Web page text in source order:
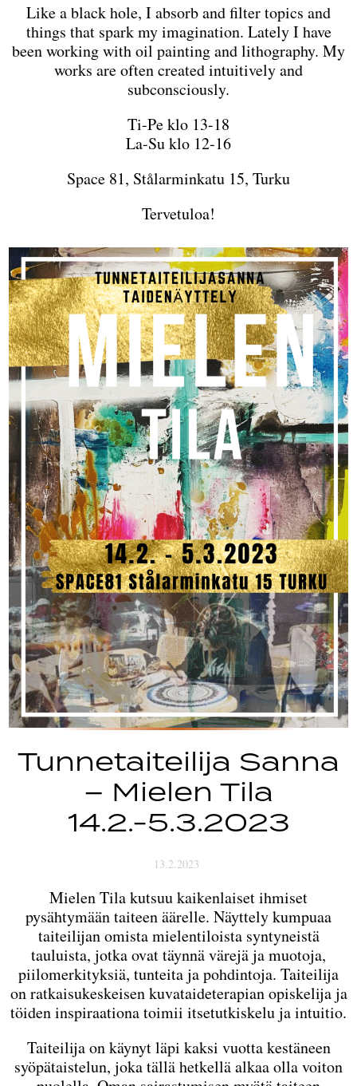
Like a black hole, I absorb and filter topics and
things that spark my imagination. Lately I have
been working with oil painting and lithography. My
works are often created intuitively and
subconsciously.
Ti-Pe klo 13-18
La-Su klo 12-16
Space 81, Stålarminkatu 15, Turku
Tervetuloa!
Tunnetaiteilija Sanna
– Mielen Tila
14.2.-5.3.2023
13.2.2023
Mielen Tila kutsuu kaikenlaiset ihmiset
pysähtymään taiteen äärelle. Näyttely kumpuaa
taiteilijan omista mielentiloista syntyneistä
tauluista, jotka ovat täynnä värejä ja muotoja,
piilomerkityksiä, tunteita ja pohdintoja. Taiteilija
on ratkaisukeskeisen kuvataideterapian opiskelija ja
töiden inspiraationa toimii itsetutkiskelu ja intuitio.
Taiteilija on käynyt läpi kaksi vuotta kestäneen
syöpätaistelun, joka tällä hetkellä alkaa olla voiton